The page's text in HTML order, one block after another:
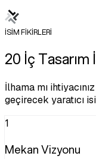
İSİM FİKİRLERİ
20 İç
İlhama mı
geçirecek yaratıcı
1
Mekan Vizyonu